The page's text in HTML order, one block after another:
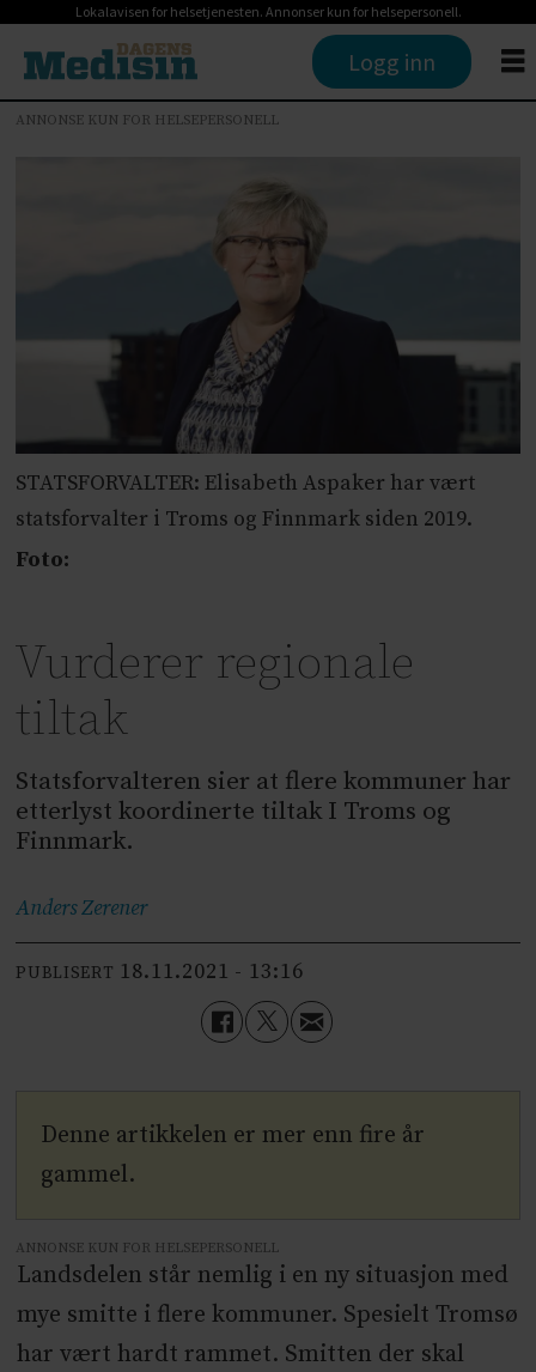
Lokalavisen for helsetjenesten. Annonser kun for helsepersonell.
Logg inn
ANNONSE KUN FOR HELSEPERSONELL
STATSFORVALTER: Elisabeth Aspaker har vært
statsforvalter i Troms og Finnmark siden 2019.
Foto:
Vurderer regionale
tiltak
Statsforvalteren sier at flere kommuner har
etterlyst koordinerte tiltak I Troms og
Finnmark.
AndersZerener
PUBLISERT 18.11.2021 - 13:16
Denne artikkelen er mer enn fire år
gammel.
ANNONSE KUN FOR HELSEPERSONELL
Landsdelen står nemlig i en ny situasjon med
mye smitte i flere kommuner. Spesielt Tromsø
har vært hardt rammet. Smitten der skal